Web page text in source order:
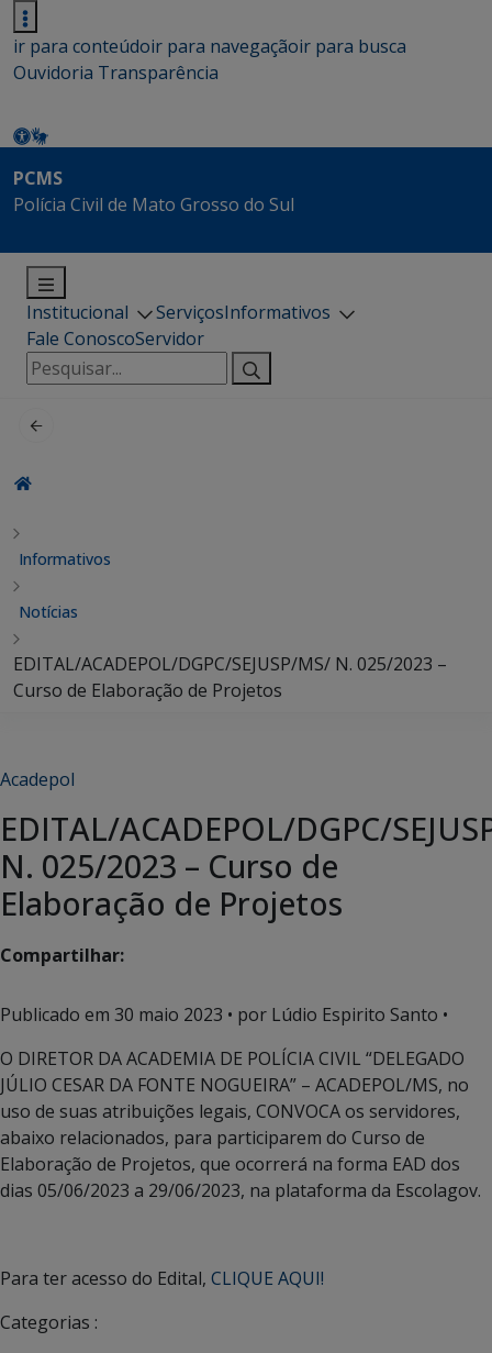
ir para conteúdoir para navegaçãoir para busca
Ouvidoria Transparência
PCMS
Polícia Civil de Mato Grosso do Sul
Institucional ServiçosInformativos
Fale ConoscoServidor
Pesquisar
por:
Informativos
Notícias
EDITAL/ACADEPOL/DGPC/SEJUSP/MS/ N. 025/2023 –
Curso de Elaboração de Projetos
Acadepol
EDITAL/ACADEPOL/DGPC/
N. 025/2023 – Curso de
Elaboração de Projetos
Compartilhar:
Publicado em 30 maio 2023 • por Lúdio Espirito Santo •
O DIRETOR DA ACADEMIA DE POLÍCIA CIVIL “DELEGADO
JÚLIO CESAR DA FONTE NOGUEIRA” – ACADEPOL/MS, no
uso de suas atribuições legais, CONVOCA os servidores,
abaixo relacionados, para participarem do Curso de
Elaboração de Projetos, que ocorrerá na forma EAD dos
dias 05/06/2023 a 29/06/2023, na plataforma da Escolagov.
Para ter acesso do Edital, CLIQUE AQUI!
Categorias :